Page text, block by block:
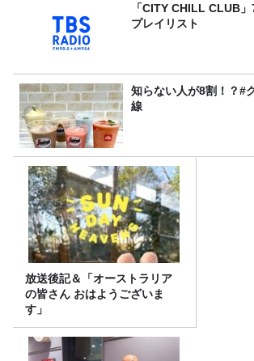
「CITY CHILL CLUB
プレイリスト
知らない人が8割！？#
線
放送後記＆「オーストラリア
の皆さん おはようございま
す」